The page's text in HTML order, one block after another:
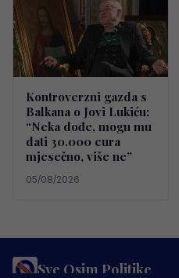
Kontroverzni gazda s
Balkana o Jovi Lukiću:
“Neka dođe, mogu mu
dati 30.000 eura
mjesečno, više ne”
05/08/2026
Sve Osim Politike